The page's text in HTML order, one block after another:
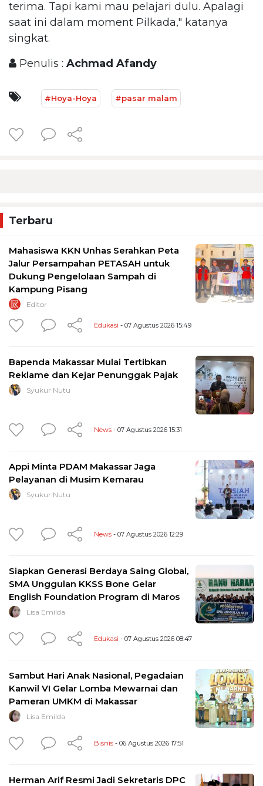
terima. Tapi kami mau pelajari dulu. Apalagi
saat ini dalam moment Pilkada," katanya
singkat.
Penulis : Achmad Afandy
#Hoya-Hoya #pasar malam
Terbaru
Mahasiswa KKN Unhas Serahkan Peta
Jalur Persampahan PETASAH untuk
Dukung Pengelolaan Sampah di
Kampung Pisang
Editor
Edukasi - 07 Agustus 2026 15:49
Bapenda Makassar Mulai Tertibkan
Reklame dan Kejar Penunggak Pajak
Syukur Nutu
News - 07 Agustus 2026 15:31
Appi Minta PDAM Makassar Jaga
Pelayanan di Musim Kemarau
Syukur Nutu
News - 07 Agustus 2026 12:29
Siapkan Generasi Berdaya Saing Global,
SMA Unggulan KKSS Bone Gelar
English Foundation Program di Maros
Lisa Emilda
Edukasi - 07 Agustus 2026 08:47
Sambut Hari Anak Nasional, Pegadaian
Kanwil VI Gelar Lomba Mewarnai dan
Pameran UMKM di Makassar
Lisa Emilda
Bisnis - 06 Agustus 2026 17:51
Herman Arif Resmi Jadi Sekretaris DPC